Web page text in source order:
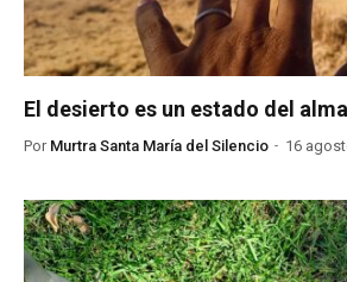
El desierto es un estado del alma
Por Murtra Santa María del Silencio 16